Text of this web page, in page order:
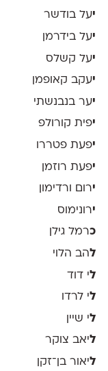
יעל בודשר
יעל בידרמן
יעל קשלס
יעקב קאופמן
יער בנבנשתי
יפית קורולפ
יפעת פטררו
יפעת רוזמן
ירום ורדימון
ירונימוס
כרמל גילן
להב הלוי
לי דוד
לי לרדו
לי שיין
ליאב צוקר
ליאור בן־זקן